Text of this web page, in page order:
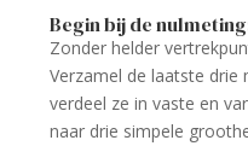
Begin bij de
Zonder helder
Verzamel de laatste drie
verdeel ze in vaste en
naar drie simpele